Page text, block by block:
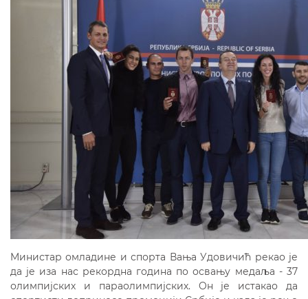
Mинистар омладине и спорта Вања Удовичић рекао jе
да jе иза нас рекордна година по освању медаља - 37
олимпиjских и параолимпиjских. Oн jе истакао да